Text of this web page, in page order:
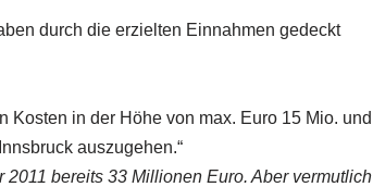
durch die erzielten Einnahmen gedeckt
Kosten in der Höhe von max. Euro 15 Mio. und
auszugehen.“
bereits 33 Millionen Euro. Aber vermutlich